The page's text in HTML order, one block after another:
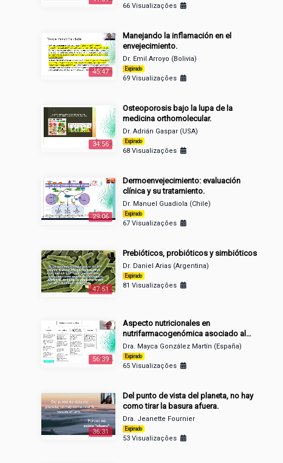
66 Visualizações
45:47
Manejando la inflamación en el
envejecimiento.
Dr. Emil Arroyo (Bolivia)
Expirado
69 Visualizações
34:56
Osteoporosis bajo la lupa de la
medicina orthomolecular.
Dr. Adrián Gaspar (USA)
Expirado
68 Visualizações
29:06
Dermoenvejecimiento: evaluación
clínica y su tratamiento.
Dr. Manuel Guadiola (Chile)
Expirado
67 Visualizações
47:51
Prebióticos, probióticos y simbióticos
Dr. Daniel Arias (Argentina)
Expirado
81 Visualizações
56:39
Aspecto nutricionales en
nutrifarmacogenómica asociado al
dermoenvejecimiento.
Dra. Mayca González Martín (España)
Expirado
65 Visualizações
36:31
Del punto de vista del planeta, no hay
como tirar la basura afuera.
Dra. Jeanette Fournier
Expirado
53 Visualizações